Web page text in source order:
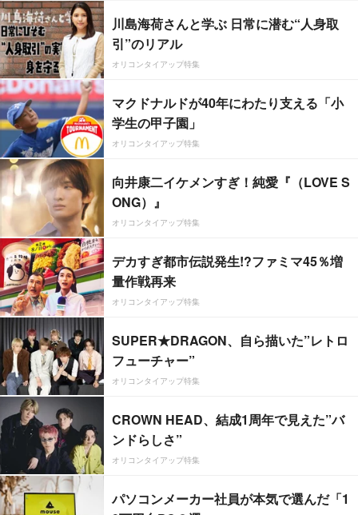
川島海荷さんと学ぶ 日常に潜む“人身取
引”のリアル
オリコンタイアップ特集
マクドナルドが40年にわたり支える「小
学生の甲子園」
オリコンタイアップ特集
向井康二イケメンすぎ！純愛『（LOVE S
ONG）』
オリコンタイアップ特集
デカすぎ都市伝説発生!?ファミマ45％増
量作戦再来
オリコンタイアップ特集
SUPER★DRAGON、自ら描いた”レトロ
フューチャー”
オリコンタイアップ特集
CROWN HEAD、結成1周年で見えた”バ
ンドらしさ”
オリコンタイアップ特集
パソコンメーカー社員が本気で選んだ「1